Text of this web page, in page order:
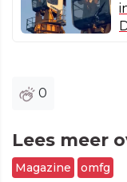
0
Lees meer
Magazine omfg